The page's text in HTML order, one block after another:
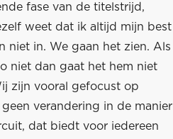
fase van de titelstrijd,
weet dat ik altijd mijn best
niet in. We gaan het zien. Als
niet dan gaat het hem niet
zijn vooral gefocust op
verandering in de manier
dat biedt voor iedereen